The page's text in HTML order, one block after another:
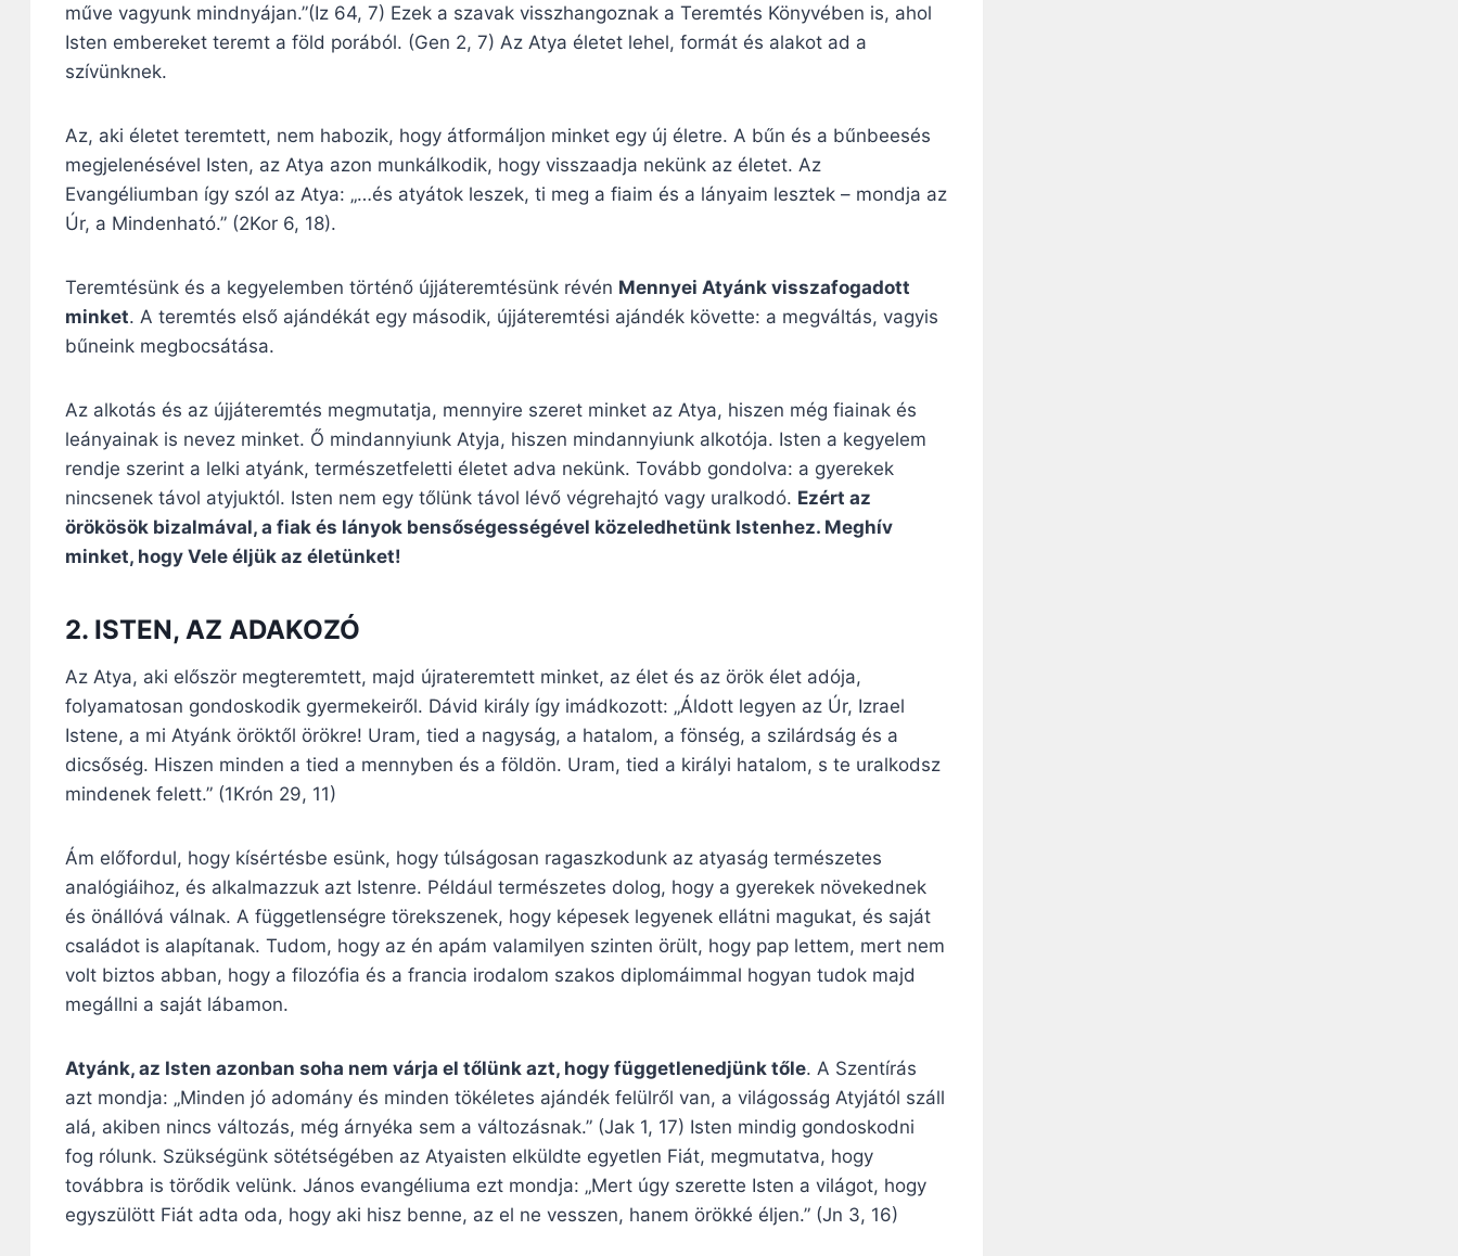
műve vagyunk mindnyájan.”(Iz 64, 7) Ezek a szavak visszhangoznak a Teremtés Könyvében is, ahol
Isten embereket teremt a föld porából. (Gen 2, 7) Az Atya életet lehel, formát és alakot ad a
szívünknek.
Az, aki életet teremtett, nem habozik, hogy átformáljon minket egy új életre. A bűn és a bűnbeesés
megjelenésével Isten, az Atya azon munkálkodik, hogy visszaadja nekünk az életet. Az
Evangéliumban így szól az Atya: „…és atyátok leszek, ti meg a fiaim és a lányaim lesztek – mondja az
Úr, a Mindenható.” (2Kor 6, 18).
Teremtésünk és a kegyelemben történő újjáteremtésünk révén Mennyei Atyánk visszafogadott
minket. A teremtés első ajándékát egy második, újjáteremtési ajándék követte: a megváltás, vagyis
bűneink megbocsátása.
Az alkotás és az újjáteremtés megmutatja, mennyire szeret minket az Atya, hiszen még fiainak és
leányainak is nevez minket. Ő mindannyiunk Atyja, hiszen mindannyiunk alkotója. Isten a kegyelem
rendje szerint a lelki atyánk, természetfeletti életet adva nekünk. Tovább gondolva: a gyerekek
nincsenek távol atyjuktól. Isten nem egy tőlünk távol lévő végrehajtó vagy uralkodó. Ezért az
örökösök bizalmával, a fiak és lányok bensőségességével közeledhetünk Istenhez. Meghív
minket, hogy Vele éljük az életünket!
2. ISTEN, AZ ADAKOZÓ
Az Atya, aki először megteremtett, majd újrateremtett minket, az élet és az örök élet adója,
folyamatosan gondoskodik gyermekeiről. Dávid király így imádkozott: „Áldott legyen az Úr, Izrael
Istene, a mi Atyánk öröktől örökre! Uram, tied a nagyság, a hatalom, a fönség, a szilárdság és a
dicsőség. Hiszen minden a tied a mennyben és a földön. Uram, tied a királyi hatalom, s te uralkodsz
mindenek felett.” (1Krón 29, 11)
Ám előfordul, hogy kísértésbe esünk, hogy túlságosan ragaszkodunk az atyaság természetes
analógiáihoz, és alkalmazzuk azt Istenre. Például természetes dolog, hogy a gyerekek növekednek
és önállóvá válnak. A függetlenségre törekszenek, hogy képesek legyenek ellátni magukat, és saját
családot is alapítanak. Tudom, hogy az én apám valamilyen szinten örült, hogy pap lettem, mert nem
volt biztos abban, hogy a filozófia és a francia irodalom szakos diplomáimmal hogyan tudok majd
megállni a saját lábamon.
Atyánk, az Isten azonban soha nem várja el tőlünk azt, hogy függetlenedjünk tőle. A Szentírás
azt mondja: „Minden jó adomány és minden tökéletes ajándék felülről van, a világosság Atyjától száll
alá, akiben nincs változás, még árnyéka sem a változásnak.” (Jak 1, 17) Isten mindig gondoskodni
fog rólunk. Szükségünk sötétségében az Atyaisten elküldte egyetlen Fiát, megmutatva, hogy
továbbra is törődik velünk. János evangéliuma ezt mondja: „Mert úgy szerette Isten a világot, hogy
egyszülött Fiát adta oda, hogy aki hisz benne, az el ne vesszen, hanem örökké éljen.” (Jn 3, 16)